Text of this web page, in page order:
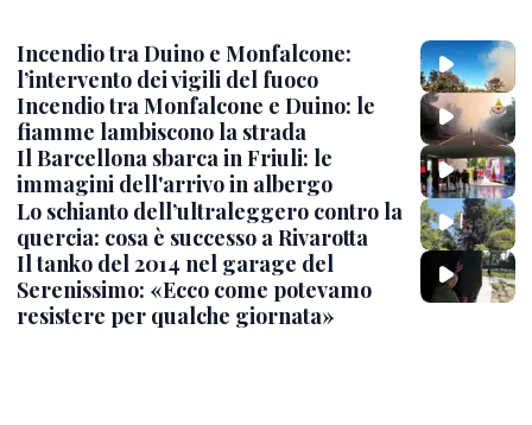
Incendio tra Duino e Monfalcone:
l’intervento dei vigili del fuoco
Incendio tra Monfalcone e Duino: le
fiamme lambiscono la strada
Il Barcellona sbarca in Friuli: le
immagini dell'arrivo in albergo
Lo schianto dell’ultraleggero contro la
quercia: cosa è successo a Rivarotta
Il tanko del 2014 nel garage del
Serenissimo: «Ecco come potevamo
resistere per qualche giornata»